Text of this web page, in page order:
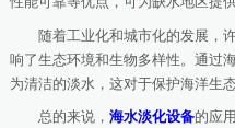
随着工业化和城市化的发展，许
响了生态环境和生物多样性。通过
为清洁的淡水，这对于保护海洋生
总的来说， 海水淡化设备的应